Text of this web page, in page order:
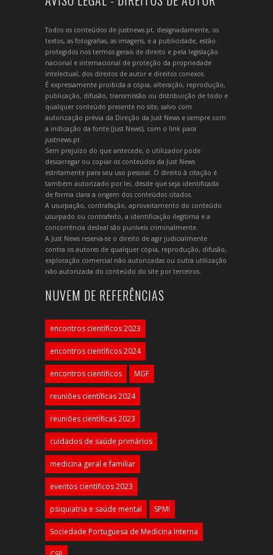
Todos os conteúdos de justnews.pt, designadamente, os
textos, as fotografias, as imagens, e a publicidade, estão
protegidos nos termos gerais de direito e pela legislação
nacional e internacional de proteção da propriedade
intelectual, dos direitos de autor e direitos conexos.
É expressamente proibida a cópia, alteração, reprodução,
publicação, difusão, transmissão ou distribuição de todo e
qualquer conteúdo presente no site, salvo com
autorização prévia da Direção da Just News e sempre com
a indicação da fonte (Just News), com o link para
justnews.pt.
Sem prejuízo do que antecede, o utilizador pode
descarregar ou copiar os conteúdos da Just News
estritamente para seu uso pessoal. O direito à citação é
também autorizado por lei, desde que seja identificada
de forma clara a origem dos conteúdos citados.
A usurpação, contrafação, aproveitamento do conteúdo
usurpado ou contrafeito, a identificação ilegítima e a
concorrência desleal são puníveis criminalmente.
A Just News reserva-se o direito de agir judicialmente
contra os autores de qualquer cópia, reprodução, difusão,
exploração comercial não autorizadas ou outra utilização
não autorizada do conteúdo do site por terceiros.
NUVEM DE REFERÊNCIAS
encontros científicos 2023
encontros científicos 2024
encontros científicos MGF
reuniões científicas 2024
reuniões científicas 2023
cuidados de saúde primários
medicina geral e familiar
eventos científicos 2023
psiquiatria e saúde mental SPMI
Sociedade Portuguesa de Medicina Interna